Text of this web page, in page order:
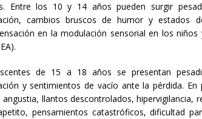
Entre los 10 y 14 años pueden surgir
cambios bruscos de humor y estados
en la modulación sensorial en los
de 15 a 18 años se presentan
y sentimientos de vacío ante la pérdida.
angustia, llantos descontrolados, hipervigilancia,
pensamientos catastróficos, dificultad